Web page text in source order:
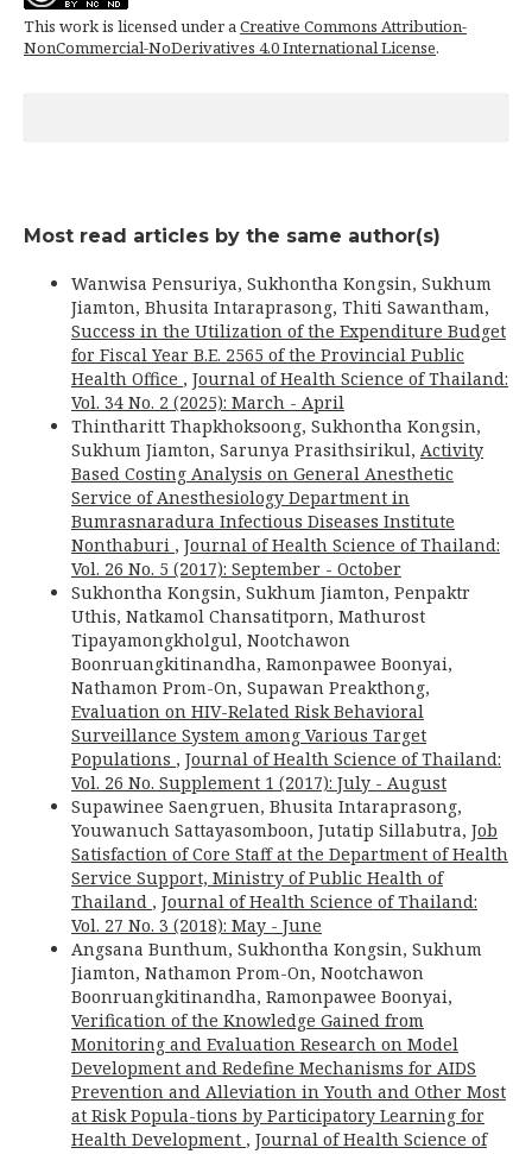
This work is licensed under aCreative Commons Attribution-
NonCommercial-NoDerivatives 4.0 International License.
Most read articles by the same author(s)
Wanwisa Pensuriya, Sukhontha Kongsin, Sukhum
Jiamton, Bhusita Intaraprasong, Thiti Sawantham,
Success in the Utilization of the Expenditure Budget
for Fiscal Year B.E. 2565 of the Provincial Public
Health Office , Journal of Health Science of Thailand:
Vol. 34 No. 2 (2025): March - April
Thintharitt Thapkhoksoong, Sukhontha Kongsin,
Sukhum Jiamton, Sarunya Prasithsirikul, Activity
Based Costing Analysis on General Anesthetic
Service of Anesthesiology Department in
Bumrasnaradura Infectious Diseases Institute
Nonthaburi , Journal of Health Science of Thailand:
Vol. 26 No. 5 (2017): September - October
Sukhontha Kongsin, Sukhum Jiamton, Penpaktr
Uthis, Natkamol Chansatitporn, Mathurost
Tipayamongkholgul, Nootchawon
Boonruangkitinandha, Ramonpawee Boonyai,
Nathamon Prom-On, Supawan Preakthong,
Evaluation on HIV-Related Risk Behavioral
Surveillance System among Various Target
Populations , Journal of Health Science of Thailand:
Vol. 26 No. Supplement 1 (2017): July - August
Supawinee Saengruen, Bhusita Intaraprasong,
Youwanuch Sattayasomboon, Jutatip Sillabutra, Job
Satisfaction of Core Staff at the Department of Health
Service Support, Ministry of Public Health of
Thailand , Journal of Health Science of Thailand:
Vol. 27 No. 3 (2018): May - June
Angsana Bunthum, Sukhontha Kongsin, Sukhum
Jiamton, Nathamon Prom-On, Nootchawon
Boonruangkitinandha, Ramonpawee Boonyai,
Verification of the Knowledge Gained from
Monitoring and Evaluation Research on Model
Development and Redefine Mechanisms for AIDS
Prevention and Alleviation in Youth and Other Most
at Risk Popula-tions by Participatory Learning for
Health Development , Journal of Health Science of